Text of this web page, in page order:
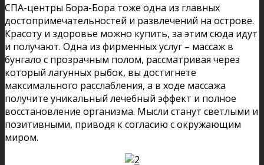
СПА-центры Бора-Бора тоже одна из главных
достопримечательностей и развлечений на острове.
Красоту и здоровье можно купить, за этим сюда идут
и получают. Одна из фирменных услуг – массаж в
бунгало с прозрачным полом, рассматривая через
который лагунных рыбок, вы достигнете
максимального расслабления, а в ходе массажа
получите уникальный лечебный эффект и полное
восстановление организма. Мысли станут светлыми и
позитивными, приводя к согласию с окружающим
миром.